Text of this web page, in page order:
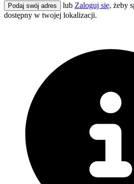
Podaj swój adres lub Zaloguj się, żeby
dostępny w twojej lokalizacji.